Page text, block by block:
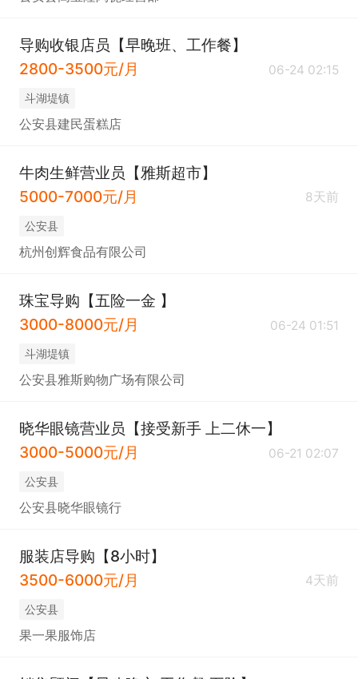
导购收银店员【早晚班、工作餐】
2800-3500元/月
06-24 02:15
斗湖堤镇
公安县建民蛋糕店
牛肉生鲜营业员【雅斯超市】
5000-7000元/月
8天前
公安县
杭州创辉食品有限公司
珠宝导购【五险一金 】
3000-8000元/月
06-24 01:51
斗湖堤镇
公安县雅斯购物广场有限公司
晓华眼镜营业员【接受新手 上二休一】
3000-5000元/月
06-21 02:07
公安县
公安县晓华眼镜行
服装店导购【8小时】
3500-6000元/月
4天前
公安县
果一果服饰店